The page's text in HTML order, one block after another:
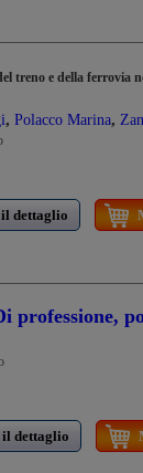
treno e della ferrovia
, Polacco Marina,
dettaglio
professione,
dettaglio